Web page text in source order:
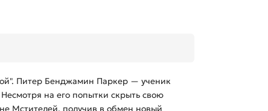
Питер Бенджамин Паркер — ученик
на его попытки скрыть свою
Мстителей, получив в обмен новый